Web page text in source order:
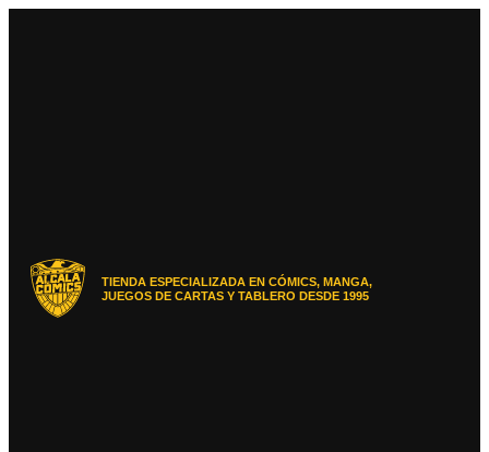
TIENDA ESPECIALIZADA EN CÓMICS, MANGA,
JUEGOS DE CARTAS Y TABLERO DESDE 1995